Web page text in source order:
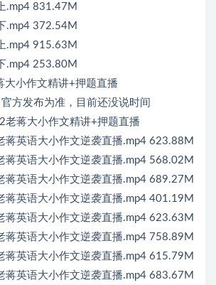
.mp4 831.47M
.mp4 372.54M
.mp4 915.63M
.mp4 253.80M
小作文精讲+押题直播
方发布为准，目前还没说时间
老蒋大小作文精讲+押题直播
蒋英语大小作文逆袭直播.mp4 623.88M
蒋英语大小作文逆袭直播.mp4 568.02M
蒋英语大小作文逆袭直播.mp4 689.27M
蒋英语大小作文逆袭直播.mp4 401.19M
蒋英语大小作文逆袭直播.mp4 623.63M
蒋英语大小作文逆袭直播.mp4 758.89M
蒋英语大小作文逆袭直播.mp4 615.79M
蒋英语大小作文逆袭直播.mp4 683.67M